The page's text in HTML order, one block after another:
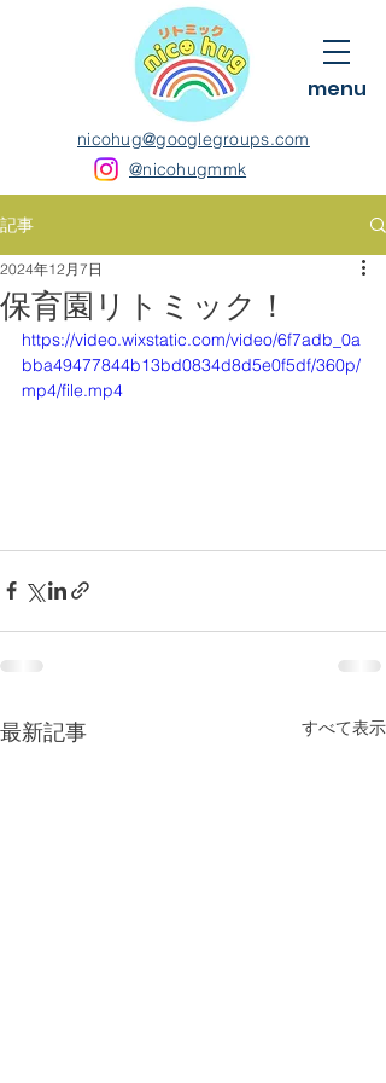
nicohug@googlegroups.com
menu
@nicohugmmk
記事
保育園リトミック！
2024年12月7日
https://video.wixstatic.com/video/6f7adb_0a
bba49477844b13bd0834d8d5e0f5df/360p/
mp4/file.mp4
最新記事 すべて表示